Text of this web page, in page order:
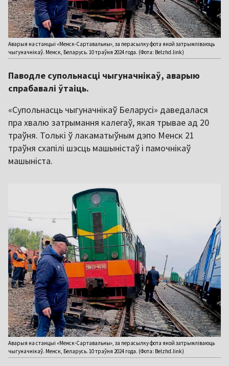
Аварыя на станцыі «Менск-Сартавальны», за перасылку фота якой затрымліваюць
чыгуначнікаў. Менск, Беларусь. 10 траўня 2024 года. (Фота: Belzhd.link)
Паводле супольнасці чыгуначнікаў, аварыю
спрабавалі ўтаіць.
«Супольнасць чыгуначнікаў Беларусі» даведалася
пра хвалю затрымання калегаў, якая трывае ад 20
траўня. Толькі ў лакаматыўным дэпо Менск 21
траўня схапілі шэсць машыністаў і памочнікаў
машыніста.
Аварыя на станцыі «Менск-Сартавальны», за перасылку фота якой затрымліваюць
чыгуначнікаў. Менск, Беларусь. 10 траўня 2024 года. (Фота: Belzhd.link)